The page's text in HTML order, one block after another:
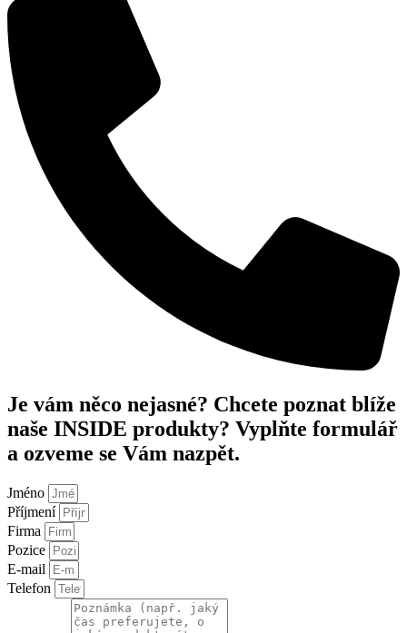
Je vám něco nejasné? Chcete poznat blíže
naše INSIDE produkty? Vyplňte formulář
a ozveme se Vám nazpět.
Jméno
Příjmení
Firma
Pozice
E-mail
Telefon